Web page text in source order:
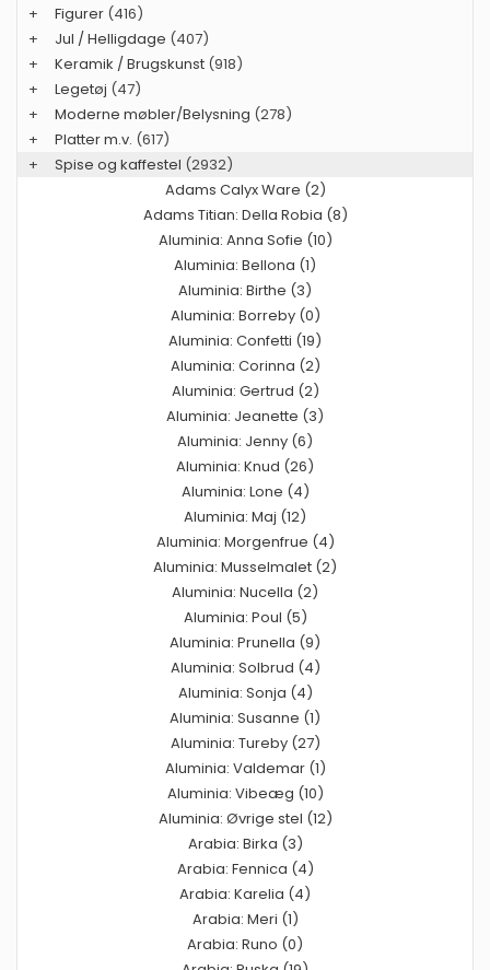
+
Figurer (416)
+
Jul / Helligdage (407)
+
Keramik / Brugskunst (918)
+
Legetøj (47)
+
Moderne møbler/Belysning (278)
+
Platter m.v. (617)
+
Spise og kaffestel (2932)
Adams Calyx Ware (2)
Adams Titian: Della Robia (8)
Aluminia: Anna Sofie (10)
Aluminia: Bellona (1)
Aluminia: Birthe (3)
Aluminia: Borreby (0)
Aluminia: Confetti (19)
Aluminia: Corinna (2)
Aluminia: Gertrud (2)
Aluminia: Jeanette (3)
Aluminia: Jenny (6)
Aluminia: Knud (26)
Aluminia: Lone (4)
Aluminia: Maj (12)
Aluminia: Morgenfrue (4)
Aluminia: Musselmalet (2)
Aluminia: Nucella (2)
Aluminia: Poul (5)
Aluminia: Prunella (9)
Aluminia: Solbrud (4)
Aluminia: Sonja (4)
Aluminia: Susanne (1)
Aluminia: Tureby (27)
Aluminia: Valdemar (1)
Aluminia: Vibeæg (10)
Aluminia: Øvrige stel (12)
Arabia: Birka (3)
Arabia: Fennica (4)
Arabia: Karelia (4)
Arabia: Meri (1)
Arabia: Runo (0)